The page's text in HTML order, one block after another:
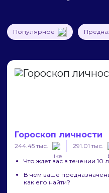
Популярное
Гороскоп личности
244.45 тыс.
291.01 тыс.
Что ждет вас в течении 10
В чем ваше
как его найти?